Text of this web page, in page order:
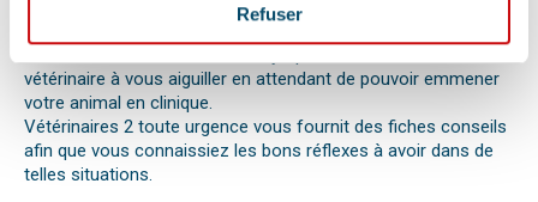
Refuser
l’estomac chez le chien, d’une mise bas, d’une infection
vétérinaire à vous aiguiller en attendant de pouvoir emmener
votre animal en clinique.
Vétérinaires 2 toute urgence vous fournit des fiches conseils
afin que vous connaissiez les bons réflexes à avoir dans de
telles situations.